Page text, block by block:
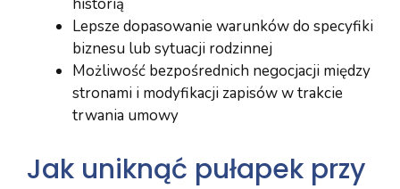
historią
Lepsze dopasowanie warunków do specyfiki
biznesu lub sytuacji rodzinnej
Możliwość bezpośrednich negocjacji między
stronami i modyfikacji zapisów w trakcie
trwania umowy
Jak uniknąć pułapek przy